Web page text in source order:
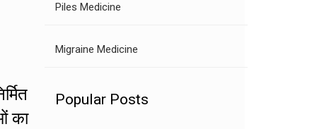
का
Piles Medicine
Migraine Medicine
Popular Posts